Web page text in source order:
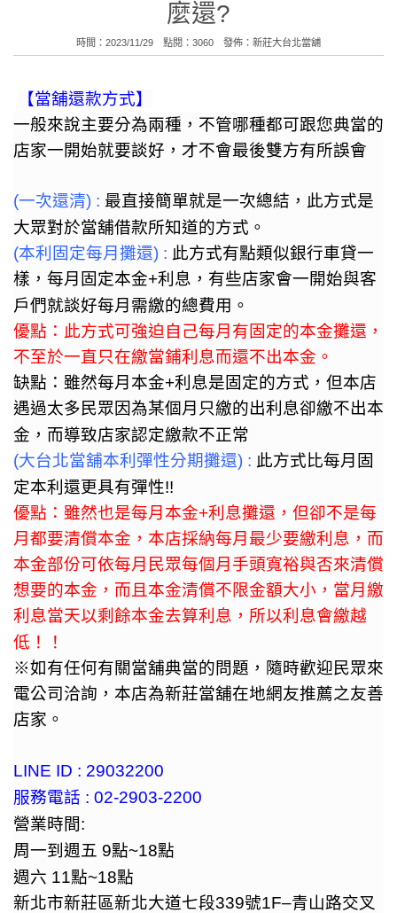
麼還?
時間：2023/11/29 點閱：3060 發佈： 新莊大台北當舖
【當舖還款方式】
一般來說主要分為兩種，不管哪種都可跟您典當的
店家一開始就要談好，才不會最後雙方有所誤會
(一次還清) : 最直接簡單就是一次總結，此方式是
大眾對於當舖借款所知道的方式。
(本利固定每月攤還) : 此方式有點類似銀行車貸一
樣，每月固定本金+利息，有些店家會一開始與客
戶們就談好每月需繳的總費用。
優點：此方式可強迫自己每月有固定的本金攤還，
不至於一直只在繳當鋪利息而還不出本金。
缺點：雖然每月本金+利息是固定的方式，但本店
遇過太多民眾因為某個月只繳的出利息卻繳不出本
金，而導致店家認定繳款不正常
(大台北當舖本利彈性分期攤還) : 此方式比每月固
定本利還更具有彈性!!
優點：雖然也是每月本金+利息攤還，但卻不是每
月都要清償本金，本店採納每月最少要繳利息，而
本金部份可依每月民眾每個月手頭寬裕與否來清償
想要的本金，而且本金清償不限金額大小，當月繳
利息當天以剩餘本金去算利息，所以利息會繳越
低！！
※如有任何有關當舖典當的問題，隨時歡迎民眾來
電公司洽詢 ，本店為新莊當舖在地網友推薦之友善
店家。
LINE ID : 29032200
服務電話 : 02-2903-2200
營業時間:
周一到週五 9點~18點
週六 11點~18點
新北市新莊區新北大道七段339號1F–青山路交叉